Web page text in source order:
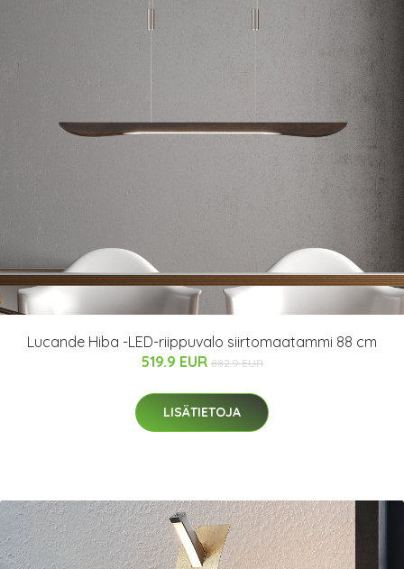
Lucande Hiba -LED-riippuvalo siirtomaatammi 88 cm
519.9 EUR 882.9 EUR
LISÄTIETOJA